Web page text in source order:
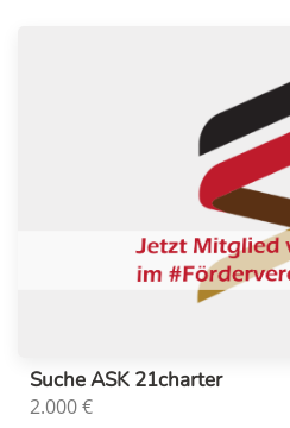
Suche ASK 21charter
2.000€